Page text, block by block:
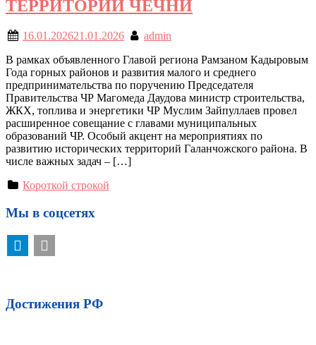
ТЕРРИТОРИЙ ЧЕЧНИ
16.01.202621.01.2026
admin
В рамках объявленного Главой региона Рамзаном Кадыровым
Года горных районов и развития малого и среднего
предпринимательства по поручению Председателя
Правительства ЧР Магомеда Даудова министр строительства,
ЖКХ, топлива и энергетики ЧР Муслим Зайпуллаев провел
расширенное совещание с главами муниципальных
образований ЧР. Особый акцент на мероприятиях по
развитию исторических территорий Галанчожского района. В
числе важных задач – […]
Короткой строкой
Мы в соцсетях
Достижения РФ